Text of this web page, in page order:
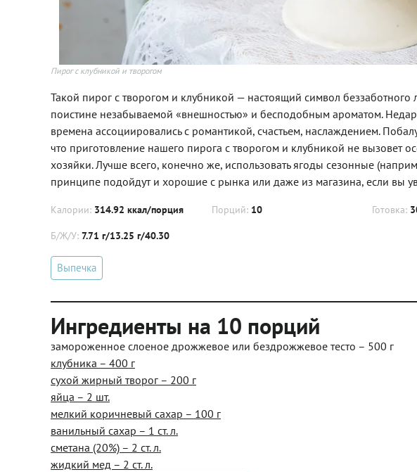
Пирог с клубникой и творогом
Такой пирог с творогом и клубникой — настоящий символ
поистине незабываемой «внешностью» и бесподобным ароматом.
времена ассоциировались с романтикой, счастьем, наслаждением.
что приготовление нашего пирога с творогом и клубникой не вызовет
хозяйки. Лучше всего, конечно же, использовать ягоды сезонные
принципе подойдут и хорошие с рынка или даже из магазина, если вы
Калории: 314.92 ккал/порция Порций: 10 Готовка:
Б/Ж/У: 7.71 г/13.25 г/40.30
Выпечка
Ингредиенты на 10 порций
замороженное слоеное дрожжевое или бездрожжевое тесто – 500 г
клубника – 400 г
сухой жирный творог – 200 г
яйца – 2 шт.
мелкий коричневый сахар – 100 г
ванильный сахар – 1 ст. л.
сметана (20%) – 2 ст. л.
жидкий мед – 2 ст. л.